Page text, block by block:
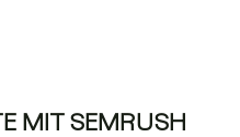
MIT SEMRUSH